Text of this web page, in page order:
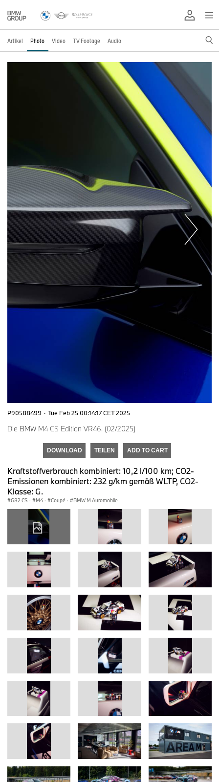
Artikel Photo Video TV Footage Audio
P90588499 · Tue Feb 25 00:14:17 CET 2025
Die BMW M4 CS Edition VR46. (02/2025)
DOWNLOAD TEILEN ADD TO CART
Kraftstoffverbrauch kombiniert: 10,2 l/100 km; CO2-
Emissionen kombiniert: 232 g/km gemäß WLTP, CO2-
Klasse: G.
G82 CS · M4 · Coupé · BMW M Automobile